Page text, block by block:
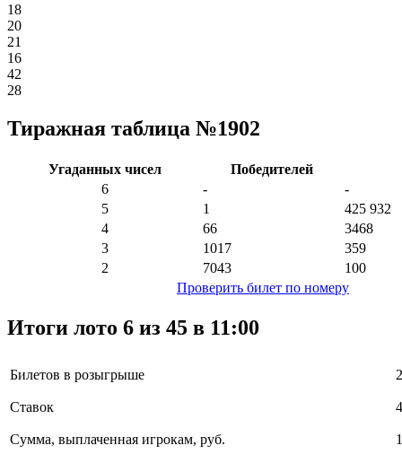
18
20
21
16
42
28
Тиражная таблица №1902
Угаданных чисел
Победителей
6
-
-
5
1
425 932
4
66
3468
3
1017
359
2
7043
100
Проверить билет по номеру
Итоги лото 6 из 45 в 11:00
Билетов в розыгрыше
Ставок
Сумма, выплаченная игрокам, руб.